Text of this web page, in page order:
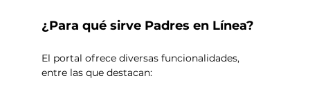
¿Para qué sirve Padres en Línea?
El portal ofrece diversas funcionalidades,
entre las que destacan: